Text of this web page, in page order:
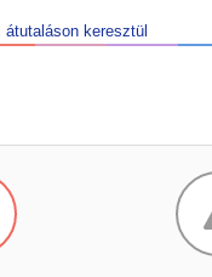
keresztül